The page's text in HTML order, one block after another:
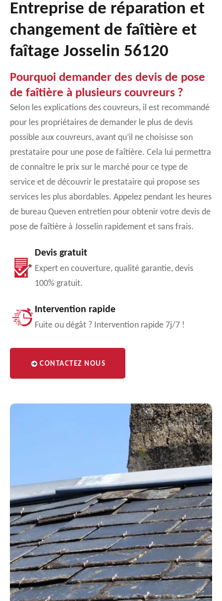
Entreprise de réparation et
changement de faîtière et
faîtage Josselin 56120
Pourquoi demander des devis de pose
de faîtière à plusieurs couvreurs ?
Selon les explications des couvreurs, il est recommandé
pour les propriétaires de demander le plus de devis
possible aux couvreurs, avant qu’il ne choisisse son
prestataire pour une pose de faîtière. Cela lui permettra
de connaître le prix sur le marché pour ce type de
service et de découvrir le prestataire qui propose ses
services les plus abordables. Appelez pendant les heures
de bureau Queven entretien pour obtenir votre devis de
pose de faîtière à Josselin rapidement et sans frais.
Devis gratuit
Expert en couverture, qualité garantie, devis
100% gratuit.
Intervention rapide
Fuite ou dégât ? Intervention rapide 7j/7 !
CONTACTEZ NOUS